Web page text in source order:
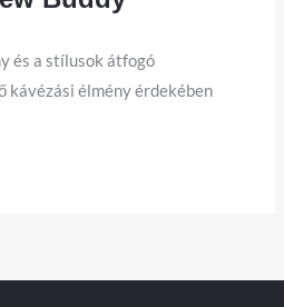
és a stílusok átfogó
kávézási élmény érdekében